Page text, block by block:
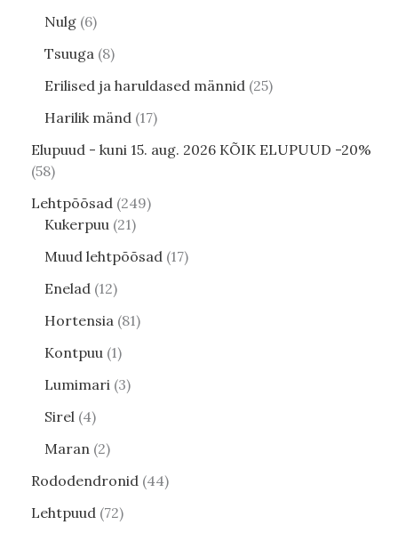
Nulg 6
Tsuuga 8
Erilised ja haruldased männid 25
Harilik mänd 17
Elupuud - kuni 15. aug. 2026 KÕIK ELUPUUD -20%
58
Lehtpõõsad 249
Kukerpuu 21
Muud lehtpõõsad 17
Enelad 12
Hortensia 81
Kontpuu 1
Lumimari 3
Sirel 4
Maran 2
Rododendronid 44
Lehtpuud 72